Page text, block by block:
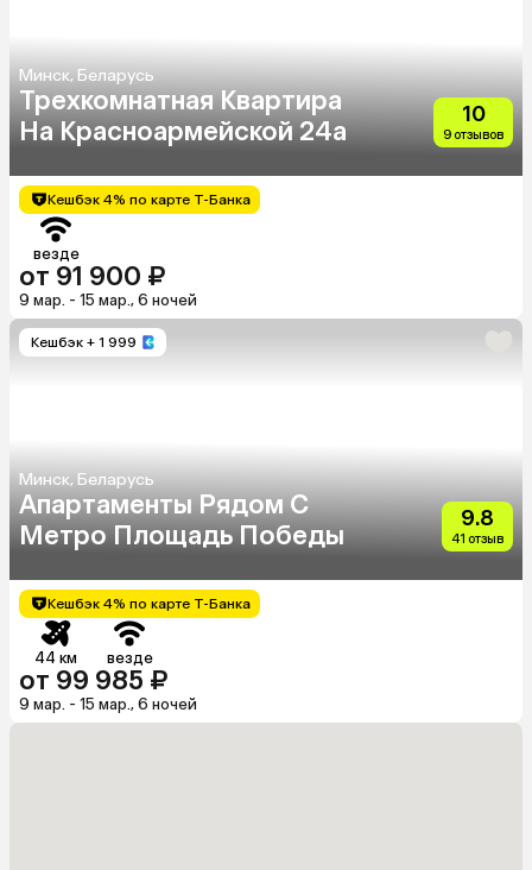
Минск, Беларусь
Трехкомнатная Квартира
На Красноармейской 24а
10
9 отзывов
Кешбэк 4% по карте Т-Банка
везде
от 91 900 ₽
9 мар. - 15 мар., 6 ночей
Кешбэк + 1 999
Минск, Беларусь
Апартаменты Рядом С
Метро Площадь Победы
9.8
41 отзыв
Кешбэк 4% по карте Т-Банка
44 км везде
от 99 985 ₽
9 мар. - 15 мар., 6 ночей